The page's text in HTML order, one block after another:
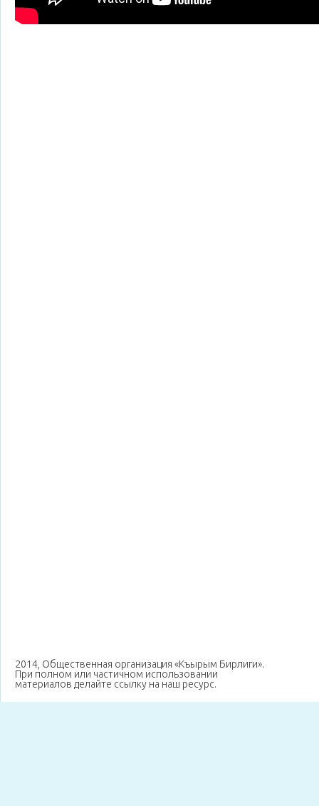
2014, Общественная организация «Къырым Бирлиги».
При полном или частичном использовании
материалов делайте ссылку на наш ресурс.